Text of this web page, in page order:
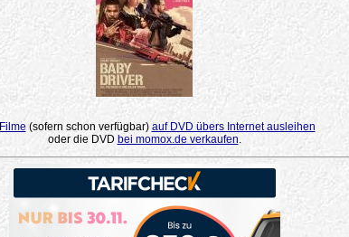
Filme(sofern schon verfügbar) auf DVD übers Internet ausleihen
oder die DVD bei momox.de verkaufen.